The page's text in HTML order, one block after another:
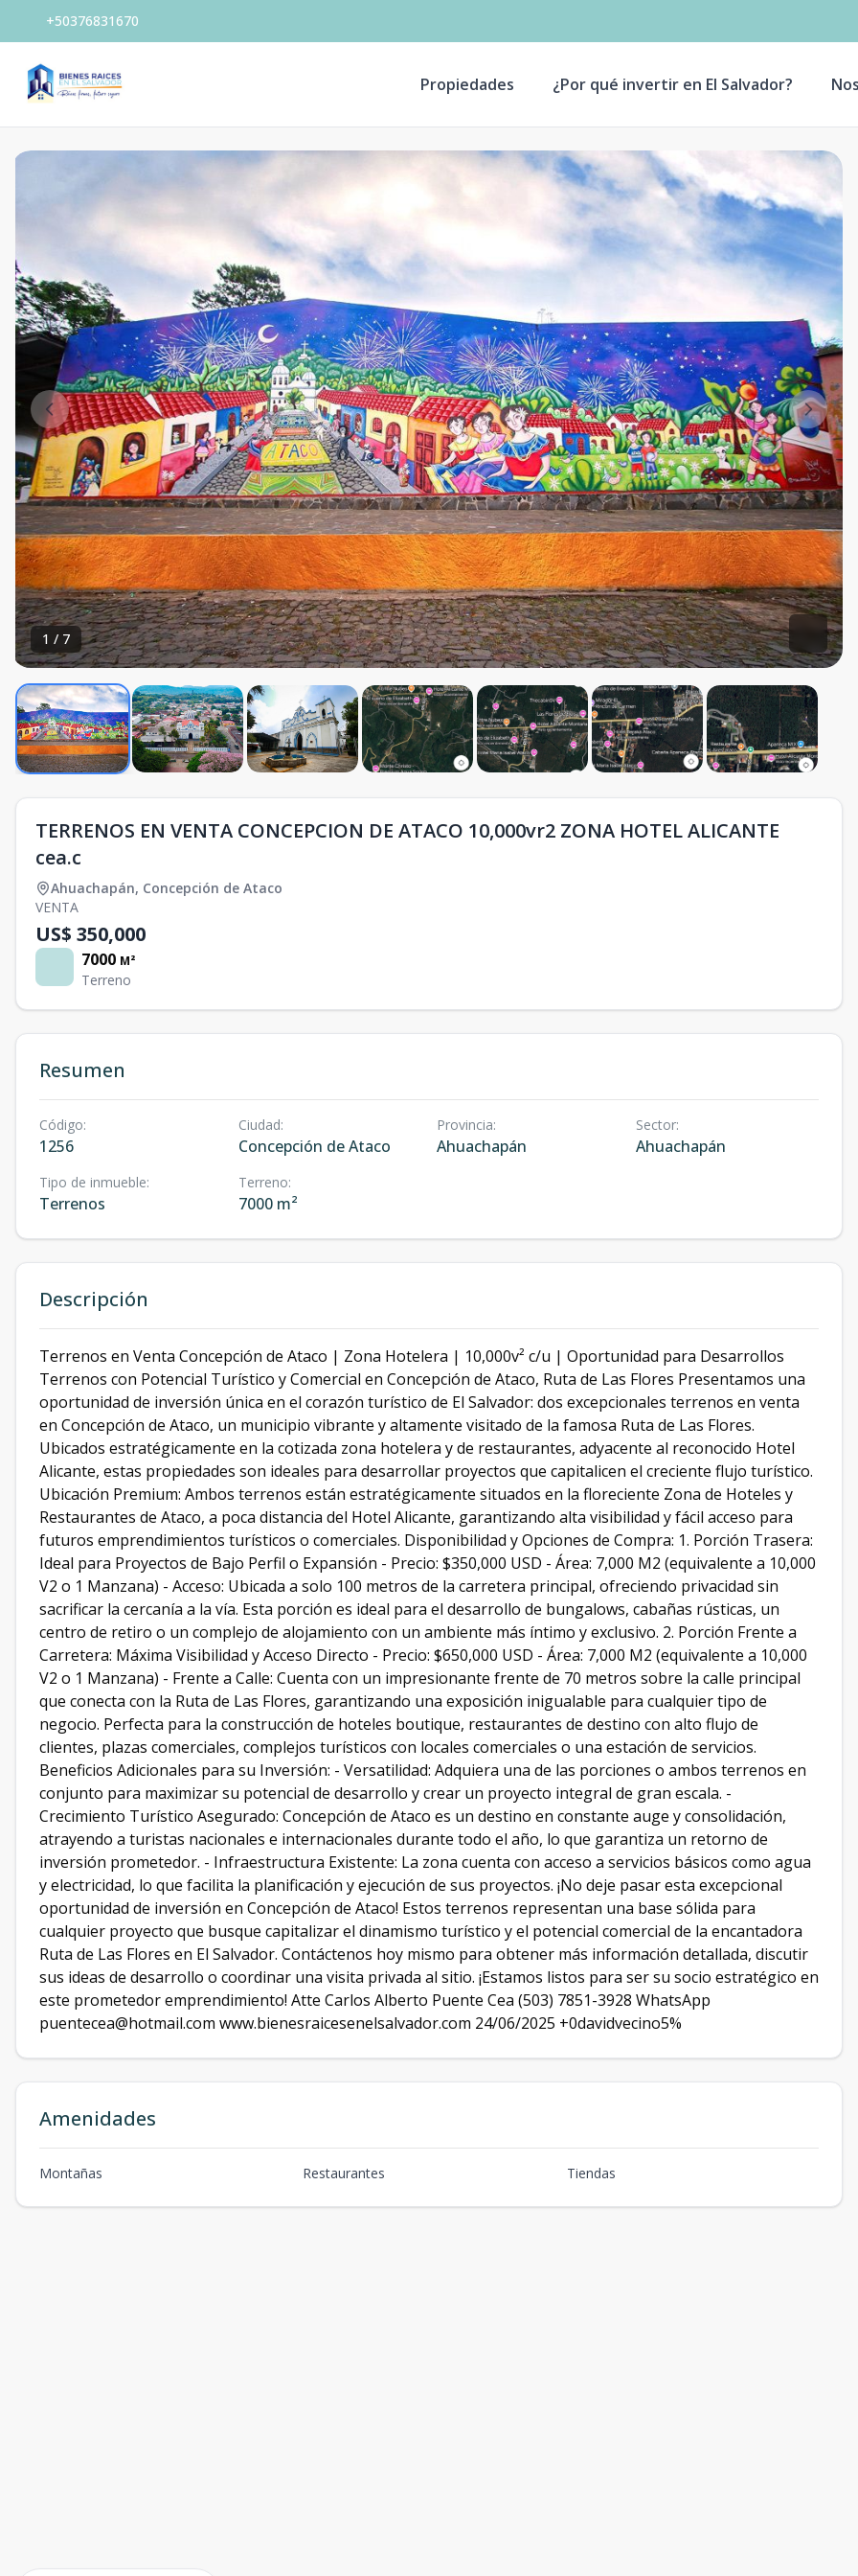
+50376831670
Propiedades ¿Por qué invertir en El Salvador?
1 / 7
TERRENOS EN VENTA CONCEPCION DE ATACO 10,000vr2 ZONA HOTEL ALICANTE
cea.c
Ahuachapán, Concepción de Ataco
VENTA
US$ 350,000
7000 M²
Terreno
Resumen
Código:
1256
Ciudad:
Concepción de Ataco
Provincia:
Ahuachapán
Sector:
Ahuachapán
Tipo de inmueble:
Terrenos
Terreno:
7000 m²
Descripción
Terrenos en Venta Concepción de Ataco | Zona Hotelera | 10,000v² c/u | Oportunidad para Desarrollos
Terrenos con Potencial Turístico y Comercial en Concepción de Ataco, Ruta de Las Flores Presentamos una
oportunidad de inversión única en el corazón turístico de El Salvador: dos excepcionales terrenos en venta
en Concepción de Ataco, un municipio vibrante y altamente visitado de la famosa Ruta de Las Flores.
Ubicados estratégicamente en la cotizada zona hotelera y de restaurantes, adyacente al reconocido Hotel
Alicante, estas propiedades son ideales para desarrollar proyectos que capitalicen el creciente flujo turístico.
Ubicación Premium: Ambos terrenos están estratégicamente situados en la floreciente Zona de Hoteles y
Restaurantes de Ataco, a poca distancia del Hotel Alicante, garantizando alta visibilidad y fácil acceso para
futuros emprendimientos turísticos o comerciales. Disponibilidad y Opciones de Compra: 1. Porción Trasera:
Ideal para Proyectos de Bajo Perfil o Expansión - Precio: $350,000 USD - Área: 7,000 M2 (equivalente a 10,000
V2 o 1 Manzana) - Acceso: Ubicada a solo 100 metros de la carretera principal, ofreciendo privacidad sin
sacrificar la cercanía a la vía. Esta porción es ideal para el desarrollo de bungalows, cabañas rústicas, un
centro de retiro o un complejo de alojamiento con un ambiente más íntimo y exclusivo. 2. Porción Frente a
Carretera: Máxima Visibilidad y Acceso Directo - Precio: $650,000 USD - Área: 7,000 M2 (equivalente a 10,000
V2 o 1 Manzana) - Frente a Calle: Cuenta con un impresionante frente de 70 metros sobre la calle principal
que conecta con la Ruta de Las Flores, garantizando una exposición inigualable para cualquier tipo de
negocio. Perfecta para la construcción de hoteles boutique, restaurantes de destino con alto flujo de
clientes, plazas comerciales, complejos turísticos con locales comerciales o una estación de servicios.
Beneficios Adicionales para su Inversión: - Versatilidad: Adquiera una de las porciones o ambos terrenos en
conjunto para maximizar su potencial de desarrollo y crear un proyecto integral de gran escala. -
Crecimiento Turístico Asegurado: Concepción de Ataco es un destino en constante auge y consolidación,
atrayendo a turistas nacionales e internacionales durante todo el año, lo que garantiza un retorno de
inversión prometedor. - Infraestructura Existente: La zona cuenta con acceso a servicios básicos como agua
y electricidad, lo que facilita la planificación y ejecución de sus proyectos. ¡No deje pasar esta excepcional
oportunidad de inversión en Concepción de Ataco! Estos terrenos representan una base sólida para
cualquier proyecto que busque capitalizar el dinamismo turístico y el potencial comercial de la encantadora
Ruta de Las Flores en El Salvador. Contáctenos hoy mismo para obtener más información detallada, discutir
sus ideas de desarrollo o coordinar una visita privada al sitio. ¡Estamos listos para ser su socio estratégico en
este prometedor emprendimiento! Atte Carlos Alberto Puente Cea (503) 7851-3928 WhatsApp
puentecea@hotmail.com www.bienesraicesenelsalvador.com 24/06/2025 +0davidvecino5%
Amenidades
Montañas Restaurantes Tiendas